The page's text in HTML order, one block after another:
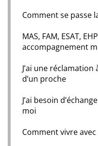
Comment se passe
MAS, FAM, ESAT,
accompagnement
J’ai une
d’un proche
J’ai besoin
moi
Comment vivre avec